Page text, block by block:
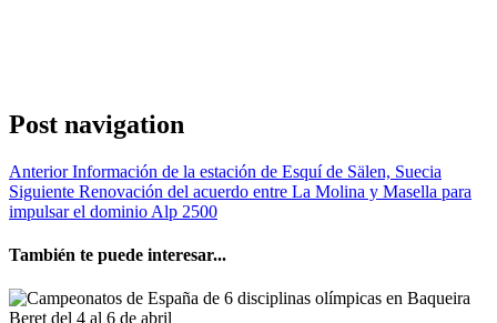
Post navigation
AnteriorInformación de la estación de Esquí de Sälen, Suecia
Siguiente Renovación del acuerdo entre La Molina y Masella para
impulsar el dominio Alp 2500
También te puede interesar...